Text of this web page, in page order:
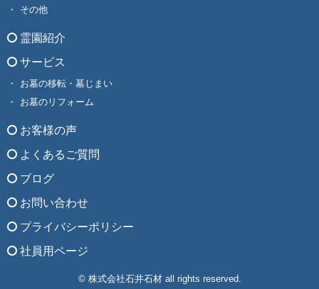
その他
霊園紹介
サービス
お墓の移転・墓じまい
お墓のリフォーム
お客様の声
よくあるご質問
ブログ
お問い合わせ
プライバシーポリシー
社員用ページ
© 株式会社石井石材 all rights reserved.